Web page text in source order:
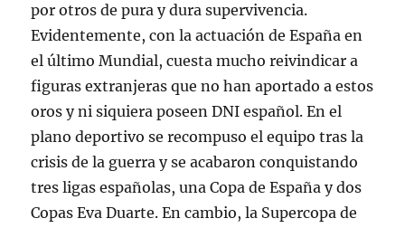
por otros de pura y dura supervivencia.
Evidentemente, con la actuación de España en
el último Mundial, cuesta mucho reivindicar a
figuras extranjeras que no han aportado a estos
oros y ni siquiera poseen DNI español. En el
plano deportivo se recompuso el equipo tras la
crisis de la guerra y se acabaron conquistando
tres ligas españolas, una Copa de España y dos
Copas Eva Duarte. En cambio, la Supercopa de